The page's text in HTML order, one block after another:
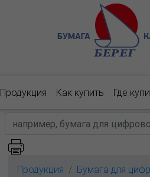
Продукция Как купить Где
Продукция Бумага для